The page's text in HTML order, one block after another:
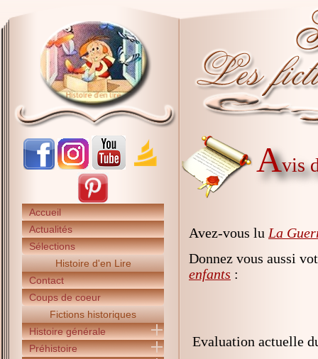
Accueil
Actualités
Sélections
Histoire d'en Lire
Contact
Coups de coeur
Fictions historiques
Histoire générale
Préhistoire
Avis
Avez-vous lu La
Donnez vous aussi
enfants :
Evaluation actuelle